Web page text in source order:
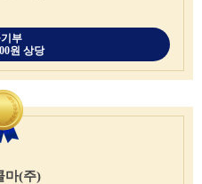
부
원 상당
마(주)